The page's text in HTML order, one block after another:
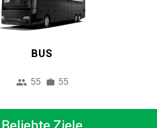
BUS
55 55